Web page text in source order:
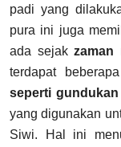
padi yang
pura ini juga
ada sejakzaman
terdapat beberapa
seperti
yang digunakan
Siwi. Hal ini